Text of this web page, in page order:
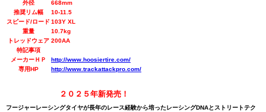
外径
668mm
推奨リム幅
10-11.5
スピード/ロード 103Y XL
重量
10.7kg
トレッドウェア 200AA
特記事項
メーカーＨＰ
http://www.hoosiertire.com/
専用HP
http://www.trackattackpro.com/
２０２５年新発売！
フージャーレーシングタイヤが長年のレース経験から培ったレーシングDNAとストリートテク